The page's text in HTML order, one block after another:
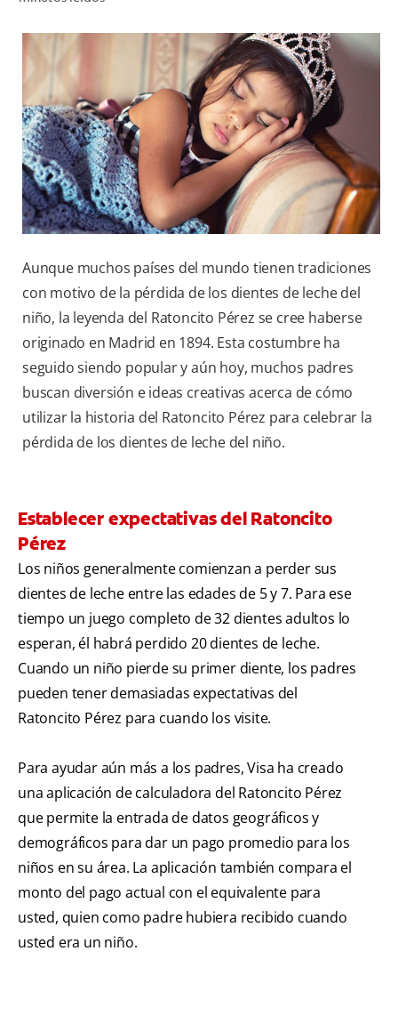
CORRESPONDENCIA DE PRODUCTOS
PROMOCIONES
NI (ES)
SUSCRÍBASE
Aunque muchos países del mundo tienen tradiciones
con motivo de la pérdida de los dientes de leche del
niño, la leyenda del Ratoncito Pérez se cree haberse
originado en Madrid en 1894. Esta costumbre ha
seguido siendo popular y aún hoy, muchos padres
buscan diversión e ideas creativas acerca de cómo
utilizar la historia del Ratoncito Pérez para celebrar la
pérdida de los dientes de leche del niño.
Establecer expectativas del Ratoncito
Pérez
Los niños generalmente comienzan a perder sus
dientes de leche entre las edades de 5 y 7. Para ese
tiempo un juego completo de 32 dientes adultos lo
esperan, él habrá perdido 20 dientes de leche.
Cuando un niño pierde su primer diente, los padres
pueden tener demasiadas expectativas del
Ratoncito Pérez para cuando los visite.
Para ayudar aún más a los padres, Visa ha creado
una aplicación de calculadora del Ratoncito Pérez
que permite la entrada de datos geográficos y
demográficos para dar un pago promedio para los
niños en su área. La aplicación también compara el
monto del pago actual con el equivalente para
usted, quien como padre hubiera recibido cuando
usted era un niño.